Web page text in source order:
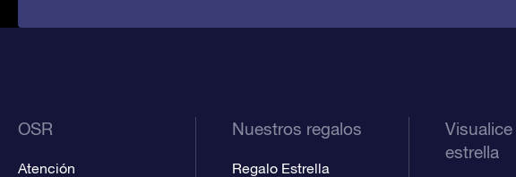
OSR
Atención
Nuestros regalos
Regalo Estrella
estrella